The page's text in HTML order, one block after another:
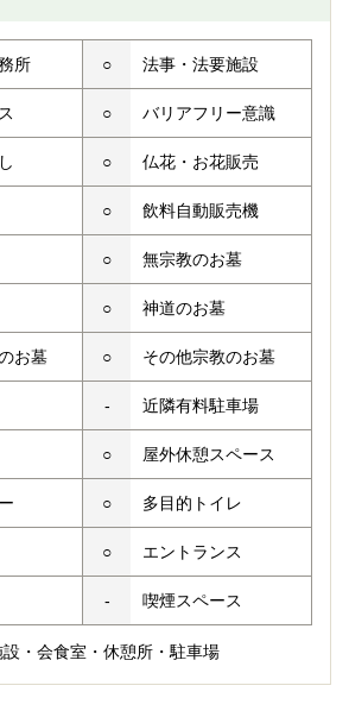
所 ○ 法事・法要施設
○ バリアフリー意識
○ 仏花・お花販売
○ 飲料自動販売機
○ 無宗教のお墓
○ 神道のお墓
お墓 ○ その他宗教のお墓
- 近隣有料駐車場
○ 屋外休憩スペース
○ 多目的トイレ
○ エントランス
- 喫煙スペース
・会食室・休憩所・駐車場